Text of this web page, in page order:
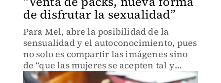
de disfrutar la sexualidad”
Para Mel, abre la posibilidad de la
sensualidad y el autoconocimiento, pues
no solo es compartir las imágenes sino
de “que las mujeres se acepten tal y
como son”.